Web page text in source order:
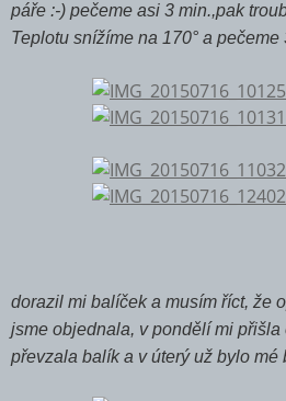
páře :-) pečeme asi 3 min.,pak
Teplotu snížíme na 170° a
dorazil mi balíček a musím říct, že
jsme objednala, v pondělí mi přišla
převzala balík a v úterý už bylo mé